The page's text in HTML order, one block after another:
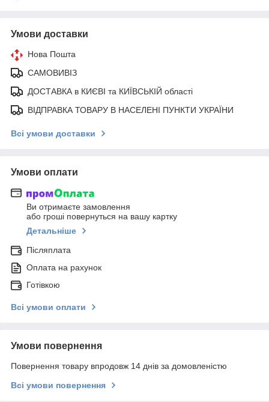
Умови доставки
Нова Пошта
САМОВИВІЗ
ДОСТАВКА в КИЄВІ та КИЇВСЬКІЙ області
ВІДПРАВКА ТОВАРУ В НАСЕЛЕНІ ПУНКТИ УКРАЇНИ
Всі умови доставки
Умови оплати
Ви отримаєте замовлення
або гроші повернуться на вашу картку
Детальніше
Післяплата
Оплата на рахунок
Готівкою
Всі умови оплати
Умови повернення
Повернення товару впродовж 14 днів за домовленістю
Всі умови повернення